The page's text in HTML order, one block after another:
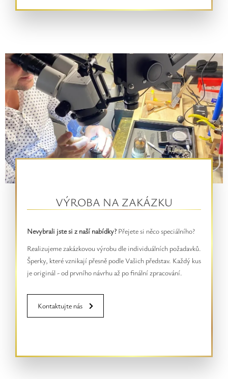
VÝROBA NA ZAKÁZKU
Nevybrali jste si z naší nabídky?Přejete si něco speciálního?
Realizujeme zakázkovou výrobu dle individuálních požadavků.
Šperky, které vznikají přesně podle Vašich představ. Každý kus
je originál - od prvního návrhu až po finální zpracování.
Kontaktujte nás